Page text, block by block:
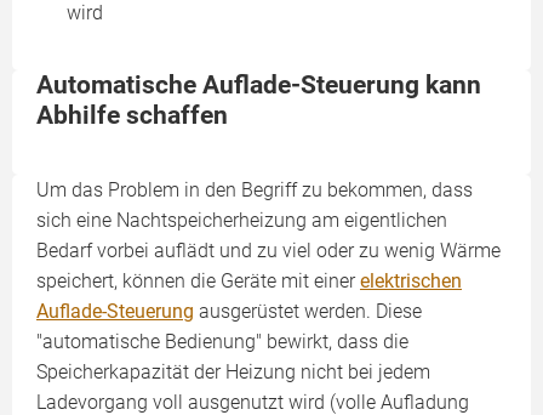
wird
Automatische Auflade-Steuerung kann
Abhilfe schaffen
Um das Problem in den Begriff zu bekommen, dass
sich eine Nachtspeicherheizung am eigentlichen
Bedarf vorbei auflädt und zu viel oder zu wenig Wärme
speichert, können die Geräte mit einerelektrischen
Auflade-Steuerung ausgerüstet werden. Diese
"automatische Bedienung" bewirkt, dass die
Speicherkapazität der Heizung nicht bei jedem
Ladevorgang voll ausgenutzt wird (volle Aufladung